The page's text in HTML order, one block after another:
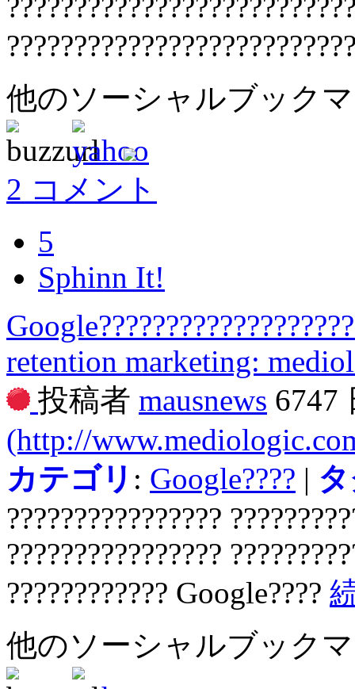
他のソーシャルブック
2 コメント
5
Sphinn It!
retention marketing:
投稿者 mausnews 6747
(http://
カテゴリ : Google???? |
????????????????
????????????????
???????????? Google????
他のソーシャルブック